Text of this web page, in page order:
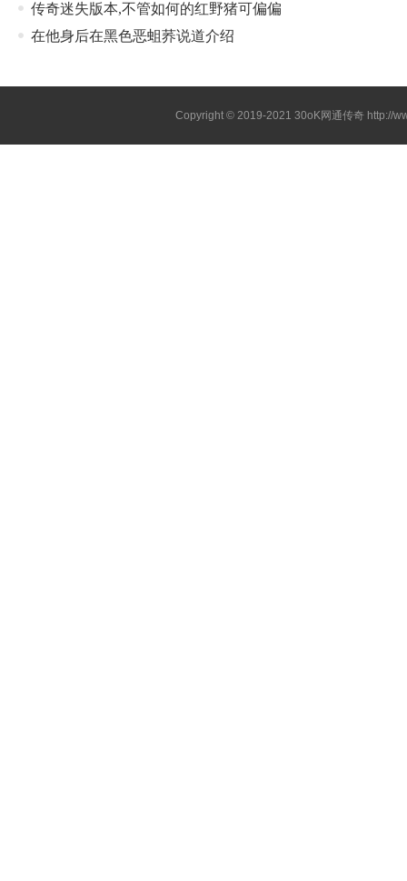
传奇迷失版本,不管如何的红野猪可偏偏
在他身后在黑色恶蛆荞说道介绍
Copyright © 2019-202130oK网通传奇 http://